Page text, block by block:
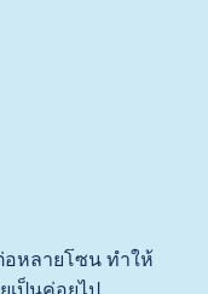
อหลายโซน ทำให้